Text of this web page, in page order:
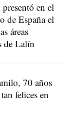
en el
de España el
áreas
de Lalín
70 años
felices en